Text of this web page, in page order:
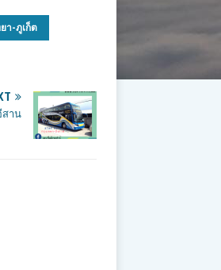
า-ภูเก็ต
สาน